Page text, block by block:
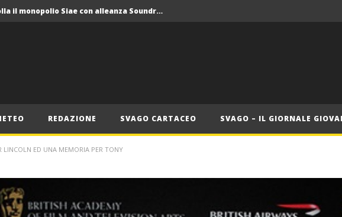
Crolla il monopolio Siae con alleanza Soundreef – LEA
Crolla il monopolio Siae con alleanza Soundreef – LEA
REDAZIONE SVAGO CARTACEO SVAGO – IL GIORNALE
LINCOLN ED UNA MEMORIA PER TONY